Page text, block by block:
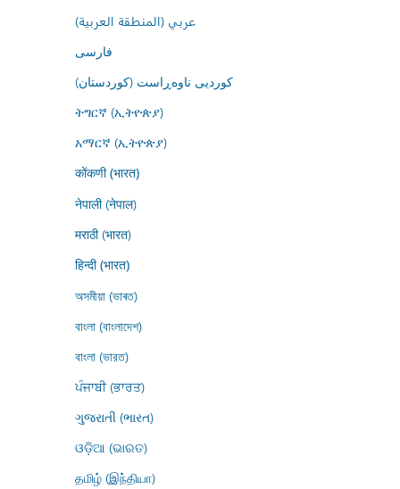
عربي (المنطقة العربية)
فارسى
کوردیی ناوەڕاست (کوردستان)
ትግርኛ (ኢትዮጵያ)
አማርኛ (ኢትዮጵያ)
कोंकणी (भारत)
नेपाली (नेपाल)
मराठी (भारत)
हिन्दी (भारत)
অসমীয়া (ভাৰত)
বাংলা (বাংলাদেশ)
বাংলা (ভারত)
ਪੰਜਾਬੀ (ਭਾਰਤ)
ગુજરાતી (ભારત)
ଓଡ଼ିଆ (ଭାରତ)
தமிழ் (இந்தியா)